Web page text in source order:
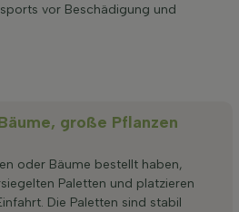
vor Beschädigung und
große Pflanzen
oder Bäume bestellt haben,
Paletten und platzieren
Die Paletten sind stabil